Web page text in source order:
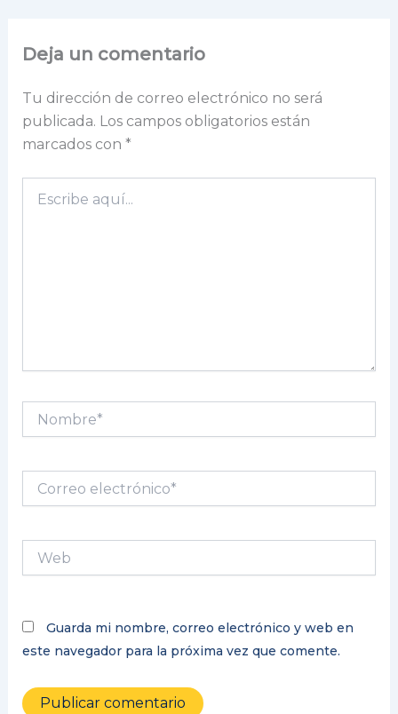
Deja un comentario
Tu dirección de correo electrónico no será
publicada. Los campos obligatorios están
marcados con *
aquí...
Nombre*
electrónico*
Guarda mi nombre, correo electrónico y web en
este navegador para la próxima vez que comente.